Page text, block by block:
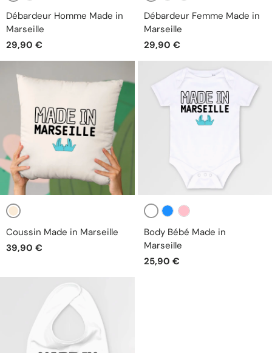
Blanc
Débardeur Homme Made in
Marseille
29,90 €
Blanc
Débardeur Femme Made in
Marseille
29,90 €
Beige
Coussin Made in Marseille
39,90 €
Blanc
Body Bébé Made in
Marseille
25,90 €